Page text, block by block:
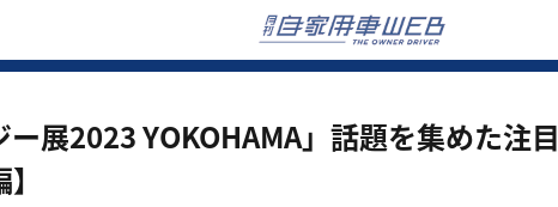
ー展2023 YOKOHAMA」話題を集めた注目